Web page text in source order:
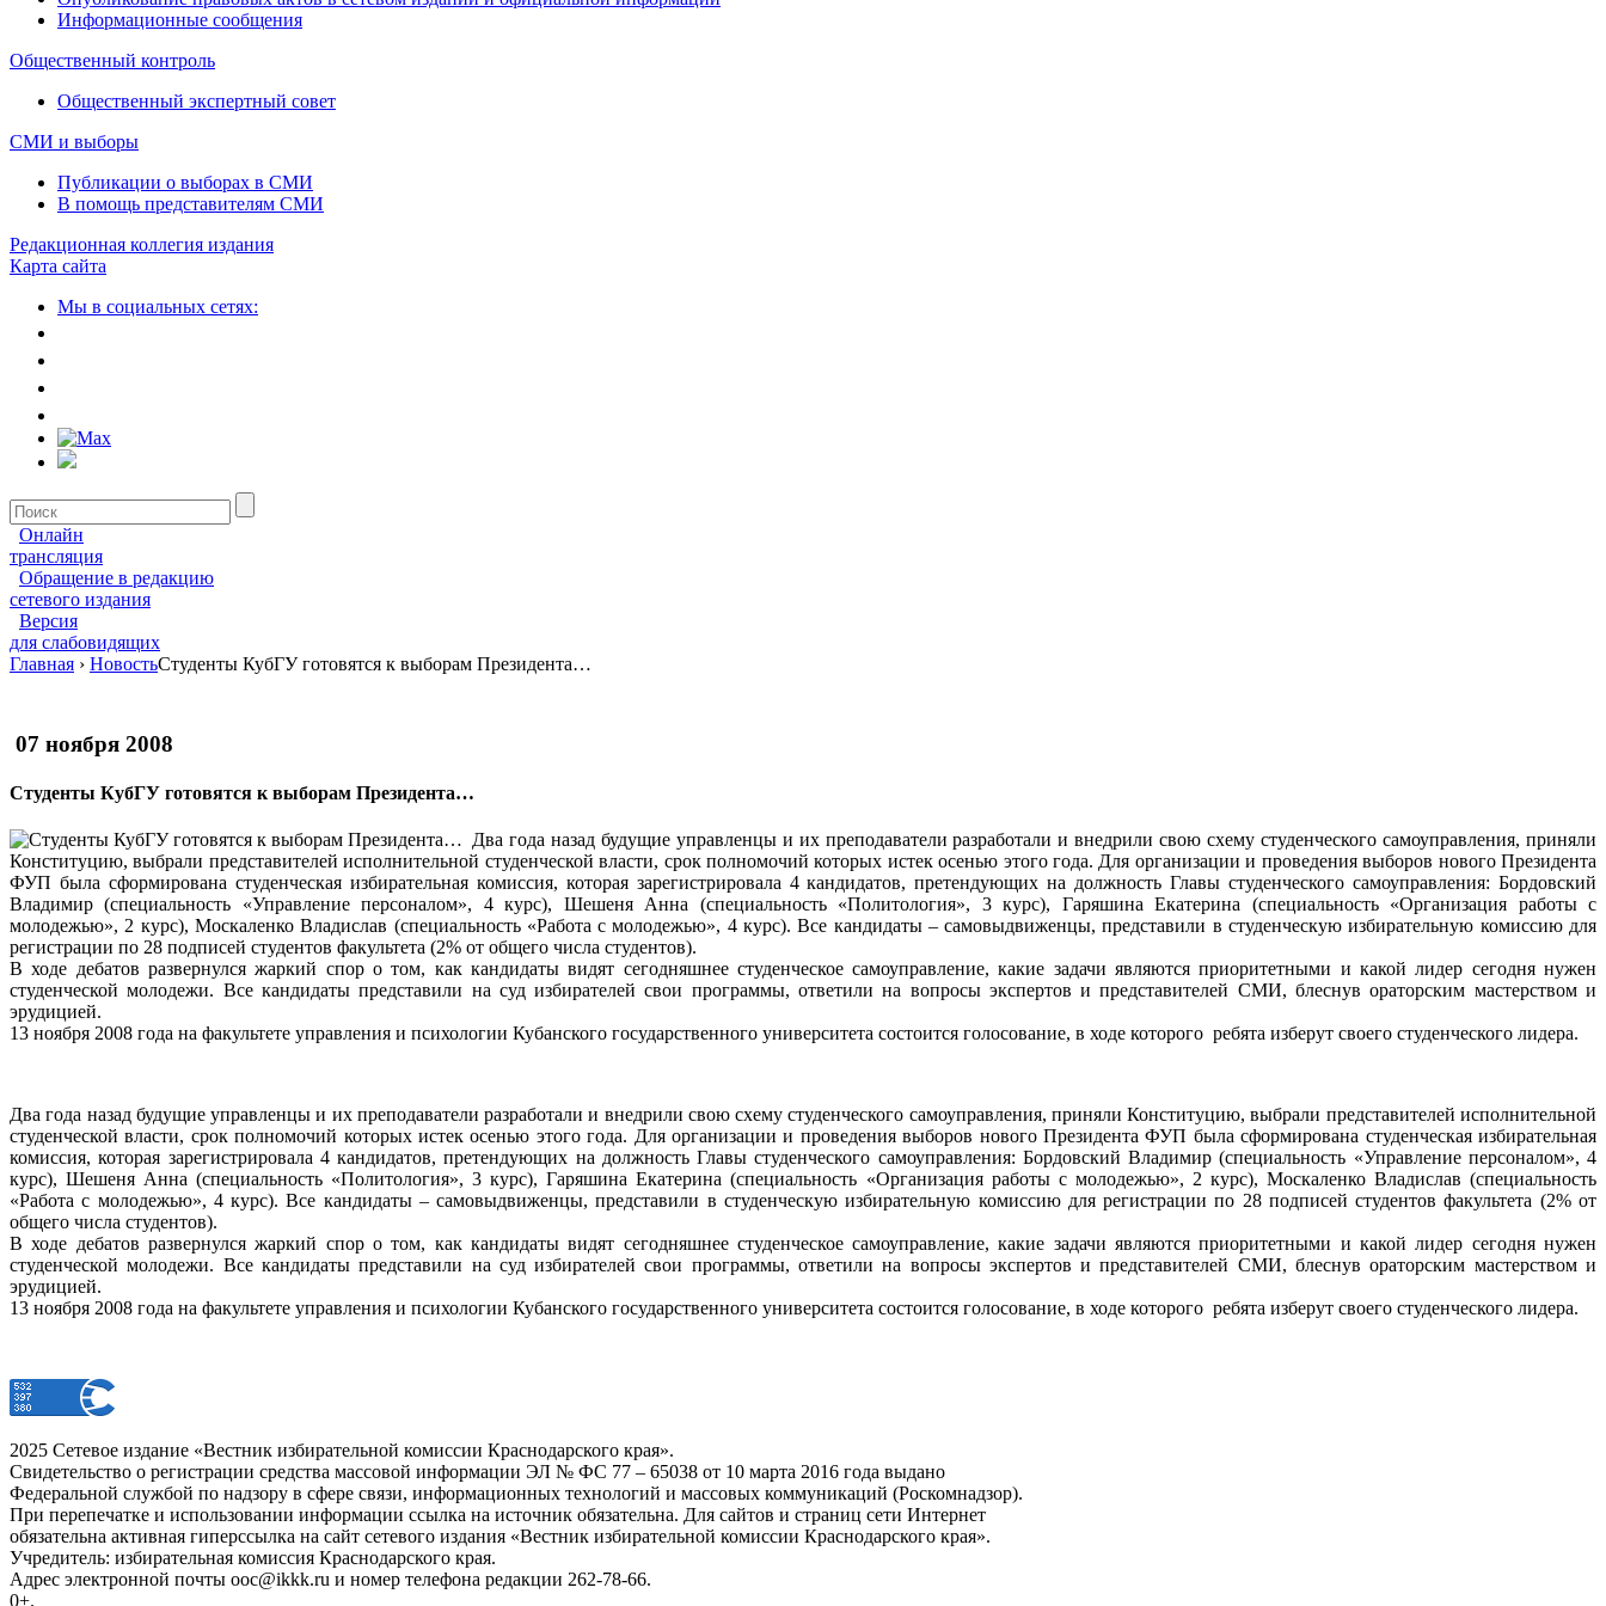
Информационные сообщения
Общественный контроль
Общественный экспертный совет
СМИ и выборы
Публикации о выборах в СМИ
В помощь представителям СМИ
Редакционная коллегия издания
Карта сайта
Мы в социальных сетях:
Онлайн
трансляция
Обращение в редакцию
сетевого издания
Версия
для слабовидящих
Главная › НовостьСтуденты КубГУ готовятся к выборам Президента…
07 ноября 2008
Студенты КубГУ готовятся к выборам Президента…
Два года назад будущие управленцы и их преподаватели разработали и внедрили свою схему студенческого самоуправления, приняли
Конституцию, выбрали представителей исполнительной студенческой власти, срок полномочий которых истек осенью этого года. Для организации и проведения выборов нового Президента
ФУП была сформирована студенческая избирательная комиссия, которая зарегистрировала 4 кандидатов, претендующих на должность Главы студенческого самоуправления: Бордовский
Владимир (специальность «Управление персоналом», 4 курс), Шешеня Анна (специальность «Политология», 3 курс), Гаряшина Екатерина (специальность «Организация работы с
молодежью», 2 курс), Москаленко Владислав (специальность «Работа с молодежью», 4 курс). Все кандидаты – самовыдвиженцы, представили в студенческую избирательную комиссию для
регистрации по 28 подписей студентов факультета (2% от общего числа студентов).
В ходе дебатов развернулся жаркий спор о том, как кандидаты видят сегодняшнее студенческое самоуправление, какие задачи являются приоритетными и какой лидер сегодня нужен
студенческой молодежи. Все кандидаты представили на суд избирателей свои программы, ответили на вопросы экспертов и представителей СМИ, блеснув ораторским мастерством и
эрудицией.
13 ноября 2008 года на факультете управления и психологии Кубанского государственного университета состоится голосование, в ходе которого ребята изберут своего студенческого лидера.
Два года назад будущие управленцы и их преподаватели разработали и внедрили свою схему студенческого самоуправления, приняли Конституцию, выбрали представителей исполнительной
студенческой власти, срок полномочий которых истек осенью этого года. Для организации и проведения выборов нового Президента ФУП была сформирована студенческая избирательная
комиссия, которая зарегистрировала 4 кандидатов, претендующих на должность Главы студенческого самоуправления: Бордовский Владимир (специальность «Управление персоналом», 4
курс), Шешеня Анна (специальность «Политология», 3 курс), Гаряшина Екатерина (специальность «Организация работы с молодежью», 2 курс), Москаленко Владислав (специальность
«Работа с молодежью», 4 курс). Все кандидаты – самовыдвиженцы, представили в студенческую избирательную комиссию для регистрации по 28 подписей студентов факультета (2% от
общего числа студентов).
В ходе дебатов развернулся жаркий спор о том, как кандидаты видят сегодняшнее студенческое самоуправление, какие задачи являются приоритетными и какой лидер сегодня нужен
студенческой молодежи. Все кандидаты представили на суд избирателей свои программы, ответили на вопросы экспертов и представителей СМИ, блеснув ораторским мастерством и
эрудицией.
13 ноября 2008 года на факультете управления и психологии Кубанского государственного университета состоится голосование, в ходе которого ребята изберут своего студенческого лидера.
2025 Сетевое издание «Вестник избирательной комиссии Краснодарского края».
Свидетельство о регистрации средства массовой информации ЭЛ № ФС 77 – 65038 от 10 марта 2016 года выдано
Федеральной службой по надзору в сфере связи, информационных технологий и массовых коммуникаций (Роскомнадзор).
При перепечатке и использовании информации ссылка на источник обязательна. Для сайтов и страниц сети Интернет
обязательна активная гиперссылка на сайт сетевого издания «Вестник избирательной комиссии Краснодарского края».
Учредитель: избирательная комиссия Краснодарского края.
Адрес электронной почты ooc@ikkk.ru и номер телефона редакции 262-78-66.
0+.